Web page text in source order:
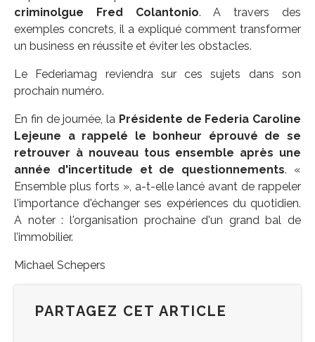
criminolgue Fred Colantonio. A travers des
exemples concrets, il a expliqué comment transformer
un business en réussite et éviter les obstacles.
Le Federiamag reviendra sur ces sujets dans son
prochain numéro.
En fin de journée, la Présidente de Federia Caroline
Lejeune a rappelé le bonheur éprouvé de se
retrouver à nouveau tous ensemble après une
année d'incertitude et de questionnements. «
Ensemble plus forts », a-t-elle lancé avant de rappeler
l'importance d'échanger ses expériences du quotidien.
A noter : l'organisation prochaine d'un grand bal de
l’immobilier.
Michael Schepers
PARTAGEZ CET ARTICLE